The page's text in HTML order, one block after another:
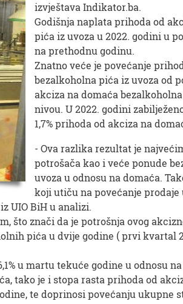
izvještava Indikator.ba.
Godišnja naplata prihoda od
pića iz uvoza u 2022. godini u
na prethodnu godinu.
Znatno veće je povećanje
bezalkoholna pića iz uvoza od
akciza na domaća
nivou. U 2022. godini
1,7% prihoda od akciza na
- Ova razlika rezultat je
potrošača kao i veće ponude
uvoza u odnosu na domaća.
koji utiču na povećanje prodaje
UIO BiH u analizi.
što znači da je potrošnja ovog
pića u dvije godine ( prvi kvartal
u martu tekuće godine u odnosu
tako je i stopa rasta prihoda od
te doprinosi povećanju ukupne